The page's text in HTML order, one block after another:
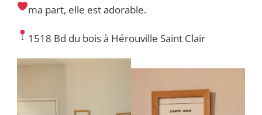
ma part, elle est adorable.
1518 Bd du bois à Hérouville Saint Clair